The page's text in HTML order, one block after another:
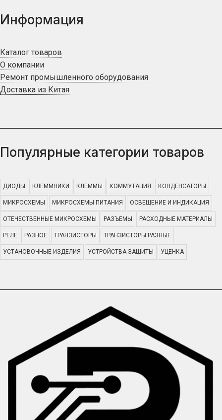
Информация
Каталог товаров
О компании
Ремонт промышленного оборудования
Доставка из Китая
Популярные категории товаров
ДИОДЫ КЛЕММНИКИ КЛЕММЫ КОММУТАЦИЯ КОНДЕНСАТОРЫ
МИКРОСХЕМЫ МИКРОСХЕМЫ ПИТАНИЯ ОСВЕЩЕНИЕ И ИНДИКАЦИЯ
ОТЕЧЕСТВЕННЫЕ МИКРОСХЕМЫ РАЗЪЕМЫ РАСХОДНЫЕ МАТЕРИАЛЫ
РЕЛЕ РАЗНОЕ ТРАНЗИСТОРЫ ТРАНЗИСТОРЫ РАЗНЫЕ
УСТАНОВОЧНЫЕ ИЗДЕЛИЯ УСТРОЙСТВА ЗАЩИТЫ УЦЕНКА